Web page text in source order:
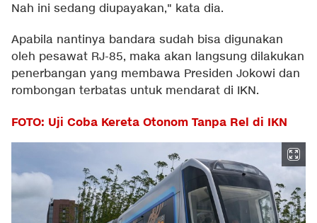
Nah ini sedang diupayakan," kata dia.
Apabila nantinya bandara sudah bisa digunakan
oleh pesawat RJ-85, maka akan langsung dilakukan
penerbangan yang membawa Presiden Jokowi dan
rombongan terbatas untuk mendarat di IKN.
FOTO: Uji Coba Kereta Otonom Tanpa Rel di IKN